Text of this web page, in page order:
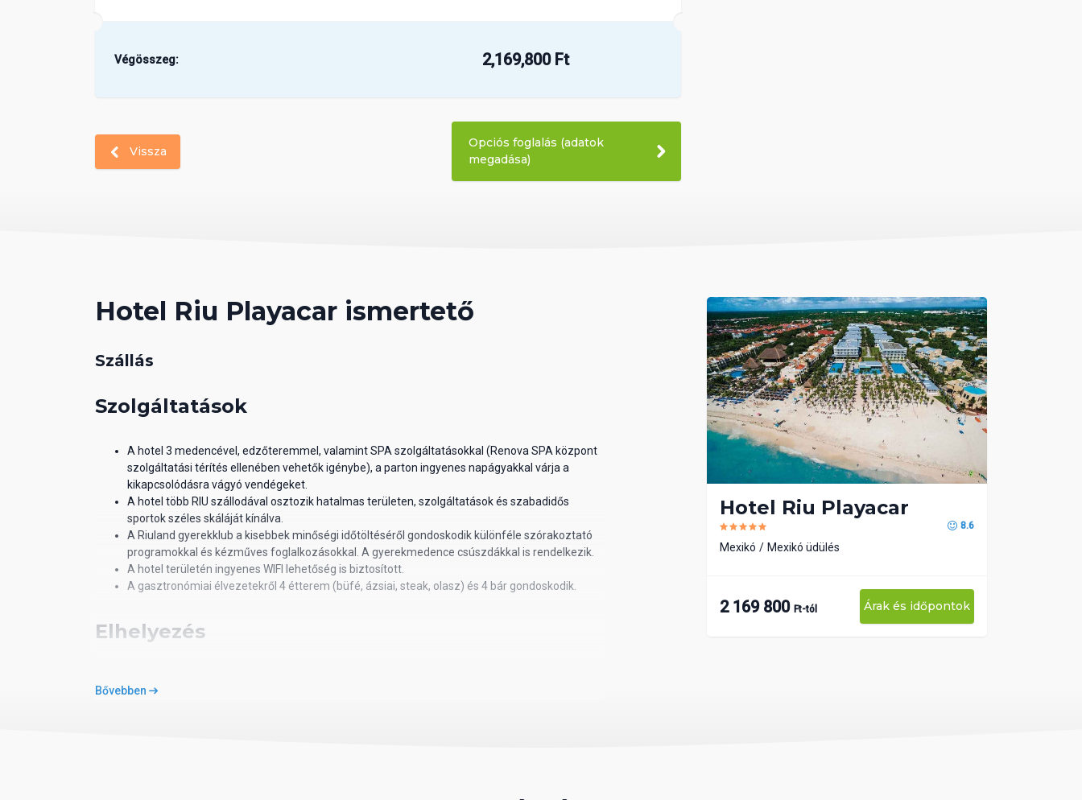
Végösszeg: 2,169,800 Ft
Vissza
Opciós foglalás (adatok
megadása)
Hotel Riu Playacar ismertető
Szállás
Szolgáltatások
A hotel 3 medencével, edzőteremmel, valamint SPA szolgáltatásokkal (Renova SPA központ
szolgáltatási térítés ellenében vehetők igénybe), a parton ingyenes napágyakkal várja a
kikapcsolódásra vágyó vendégeket.
A hotel több RIU szállodával osztozik hatalmas területen, szolgáltatások és szabadidős
sportok széles skáláját kínálva.
A Riuland gyerekklub a kisebbek minőségi időtöltéséről gondoskodik különféle szórakoztató
programokkal és kézműves foglalkozásokkal. A gyerekmedence csúszdákkal is rendelkezik.
A hotel területén ingyenes WIFI lehetőség is biztosított.
A gasztronómiai élvezetekről 4 étterem (büfé, ázsiai, steak, olasz) és 4 bár gondoskodik.
Elhelyezés
minibárral (rendszeresen feltöltve helyi alkoholos és alkoholmentes italokkal), ingyenes WIFI
Bővebben
Hotel Riu Playacar
8.6
Mexikó Mexikó üdülés
2 169 800 Ft-tól Árak és időpontok